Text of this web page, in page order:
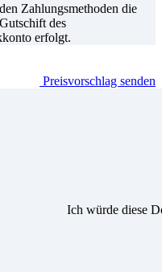
Zahlungsmethoden die
des
erfolgt.
Preisvorschlag senden
Ich würde diese